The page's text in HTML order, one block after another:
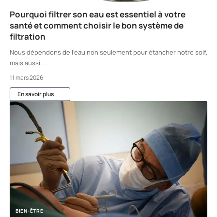
Pourquoi filtrer son eau est essentiel à votre
santé et comment choisir le bon système de
filtration
Nous dépendons de l'eau non seulement pour étancher notre soif,
mais aussi…
11 mars 2026
En savoir plus
BIEN-ÊTRE